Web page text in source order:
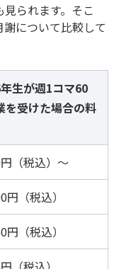
見られます。そこ
について比較して
生が週1コマ60
を受けた場合の料
（税込）〜
円（税込）
円（税込）